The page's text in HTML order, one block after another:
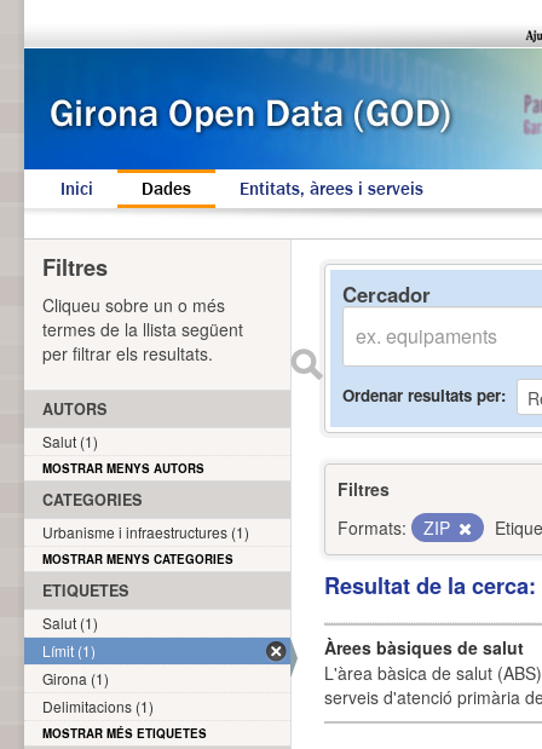
Inici Dades Entitats, àrees i serveis
Cercador
Ordenar resultats per
Filtres
Formats:
ZIP
Resultat de la
Àrees bàsiques de salut
L'àrea bàsica de salut
serveis d'atenció primària
Filtres
Cliqueu sobre un o més
termes de la llista següent
per filtrar els resultats.
AUTORS
Salut (1)
MOSTRAR MENYS AUTORS
CATEGORIES
Urbanisme i infraestructures (1)
MOSTRAR MENYS CATEGORIES
ETIQUETES
Salut (1)
Límit (1)
Girona (1)
Delimitacions (1)
MOSTRAR MÉS ETIQUETES